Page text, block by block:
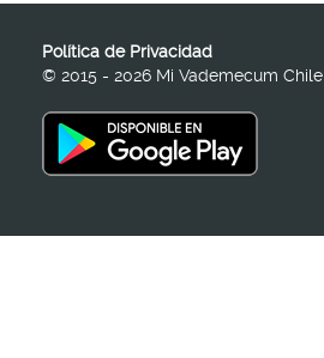
Política de Privacidad
© 2015 - 2026 Mi Vademecum Chile